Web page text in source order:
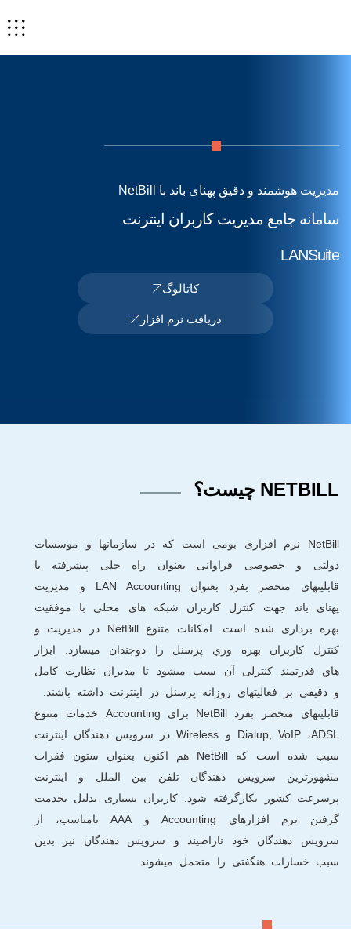
مدیریت هوشمند و دقیق پهنای باند با NetBill
سامانه جامع مدیریت کاربران اینترنت
LANSuite
کاتالوگ
دریافت نرم افزار
NETBILL چیست؟
NetBill نرم افزاری بومی است که در سازمانها و موسسات
دولتی و خصوصی فراوانی بعنوان راه حلی پیشرفته با
قابلیتهای منحصر بفرد بعنوان LAN Accounting و مدیریت
پهنای باند جهت کنترل کاربران شبکه های محلی با موفقیت
بهره برداری شده است. امکانات متنوع NetBill در مدیریت و
کنترل کاربران بهره وري پرسنل را دوچندان میسازد. ابزار
هاي قدرتمند کنترلی آن سبب میشود تا مدیران نظارت کامل
و دقیقی بر فعالیتهای روزانه پرسنل در اينترنت داشته باشند.
قابلیتهای منحصر بفرد NetBill برای Accounting خدمات متنوع
Dialup, VoIP ،ADSL و Wireless در سرویس دهندگان اینترنت
سبب شده است که NetBill هم اکنون بعنوان ستون فقرات
مشهورترین سرویس دهندگان تلفن بین الملل و اینترنت
پرسرعت کشور بکارگرفته شود. کاربران بسیاری بدلیل بخدمت
گرفتن نرم افزارهای Accounting و AAA نامناسب، از
سرویس دهندگان خود ناراضیند و سرویس دهندگان نیز بدین
سبب خسارات هنگفتی را متحمل میشوند.